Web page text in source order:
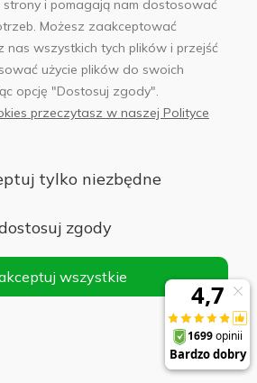
bateria i zaawansowane
Ultrastanowią dobre rozwiązanie
kompaktowego flagowca w
- Prostota obsługi do
- od wysyłania SMS po
dotykowym, również przy pomocy
propozycje budżetowe dla
poszukują odpowiedniego
lub modelu, który sprawdzi się jako
dziecka czy nastolatka. W ofercie
telefony komórkowe
z
i dużymi przyciskami
strony i pomagają nam dostosować
Możesz zaakceptować
nas wszystkich tych plików i przejść
użycie plików do swoich
opcję "Dostosuj zgody".
przeczytasz w naszej Polityce
tylko niezbędne
zgody
wszystkie